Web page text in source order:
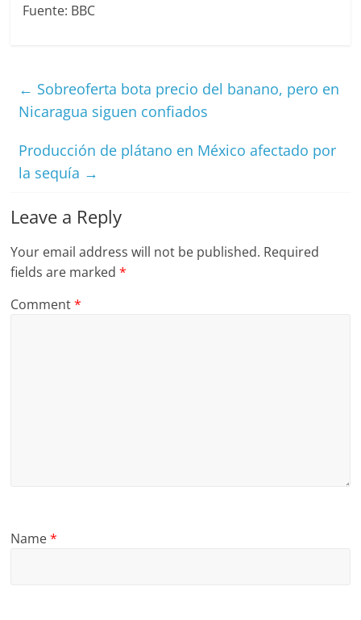
Fuente: BBC
← Sobreoferta bota precio del banano, pero en
Nicaragua siguen confiados
Producción de plátano en México afectado por
la sequía →
Leave a Reply
Your email address will not be published. Required
fields are marked*
Comment*
Name*